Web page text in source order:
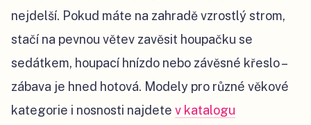
nejdelší. Pokud máte na zahradě vzrostlý strom,
stačí na pevnou větev zavěsit houpačku se
sedátkem, houpací hnízdo nebo závěsné křeslo –
zábava je hned hotová. Modely pro různé věkové
kategorie i nosnosti najdete v katalogu